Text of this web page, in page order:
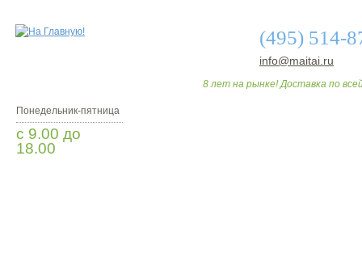
(495) 514-
info@maitai.ru
8 лет на рынке! Доставка по
Понедельник-пятница
с 9.00 до
18.00